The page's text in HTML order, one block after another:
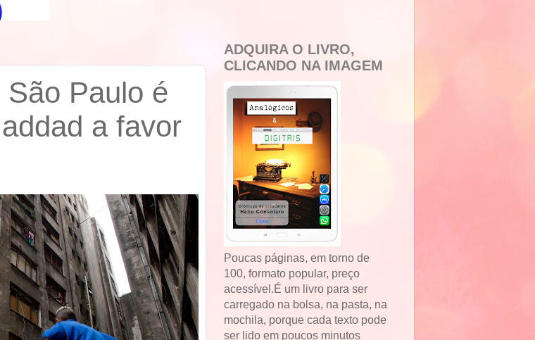
Paulo é
a favor
ADQUIRA O LIVRO,
CLICANDO NA IMAGEM
Poucas páginas, em torno de
100, formato popular, preço
acessível.É um livro para ser
carregado na bolsa, na pasta, na
mochila, porque cada texto pode
ser lido em poucos minutos